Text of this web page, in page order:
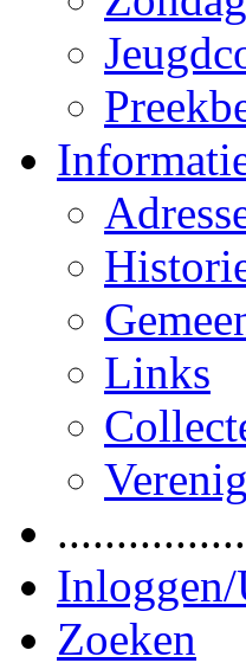
Links
Zoeken